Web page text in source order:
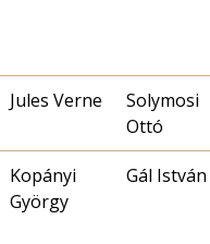
Jules Verne
Solymosi
Ottó
Kopányi
György
Gál István